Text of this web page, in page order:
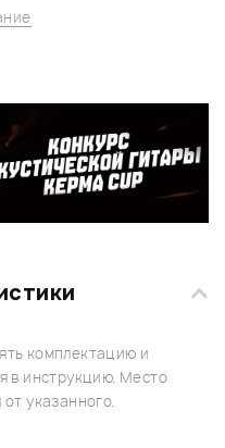
комплектацию и
в инструкцию. Место
указанного.